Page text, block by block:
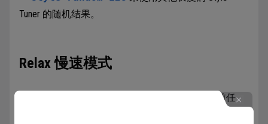
Tuner 的随机结果。
Relax 慢速模式
覆盖当前设置并使用慢速模式运行当前任